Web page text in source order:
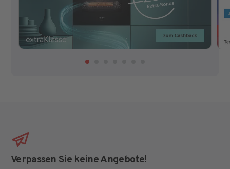
Verpassen Sie keine Angebote!